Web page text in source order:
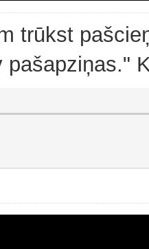
trūkst
pašapziņas."